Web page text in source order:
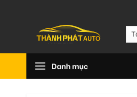
Danh mục